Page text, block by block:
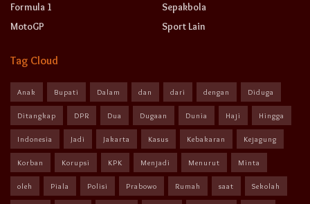
Formula 1
MotoGP
Sepakbola
Sport Lain
Tag Cloud
Anak Bupati Dalam dan dari dengan Diduga
Ditangkap DPR Dua Dugaan Dunia Haji Hingga
Indonesia Jadi Jakarta Kasus Kebakaran Kejagung
Korban Korupsi KPK Menjadi Menurut Minta
oleh Piala Polisi Prabowo Rumah saat Sekolah